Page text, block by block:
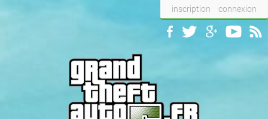
inscription connexion